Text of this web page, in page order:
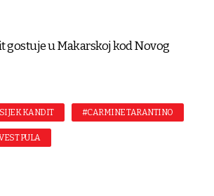
gostuje u Makarskoj kod Novog
KANDIT #CARMINE TARANTINO
PULA